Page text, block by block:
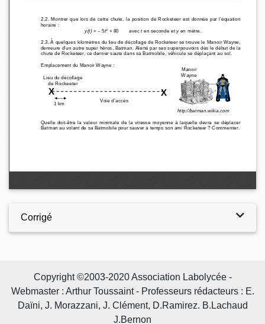
Corrigé
Copyright ©2003-2020 Association Labolycée -
Webmaster : Arthur Toussaint - Professeurs rédacteurs : E.
Daïni, J. Morazzani, J. Clément, D.Ramirez. B.Lachaud
J.Bernon